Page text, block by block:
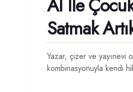
AI Ile
Satmak
Yazar, çizer ve yayınevi
kombinasyonuyla kendi